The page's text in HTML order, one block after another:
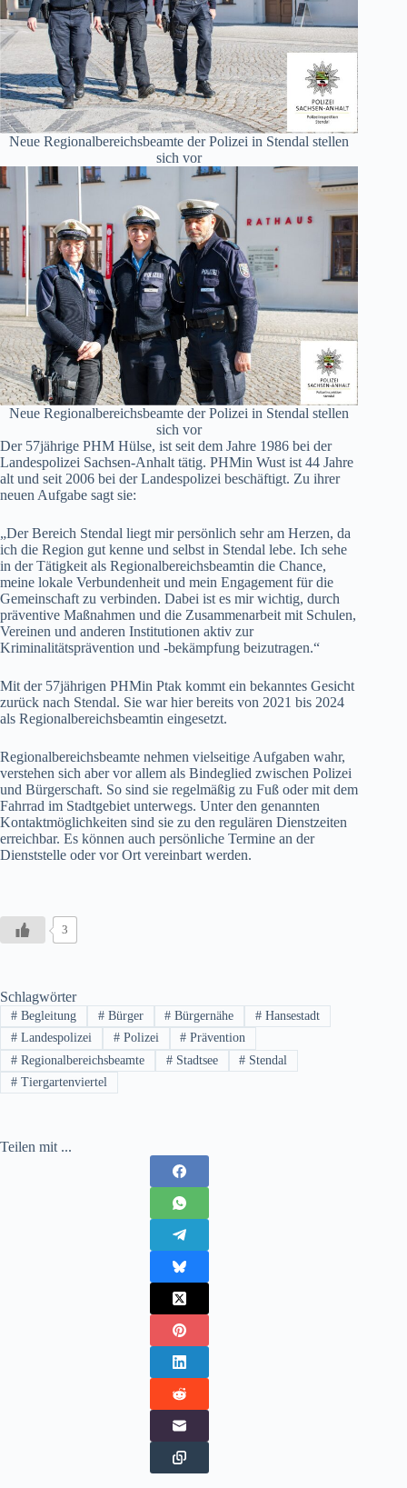
Neue Regionalbereichsbeamte der Polizei in Stendal stellen
sich vor
Neue Regionalbereichsbeamte der Polizei in Stendal stellen
sich vor
Der 57jährige PHM Hülse, ist seit dem Jahre 1986 bei der
Landespolizei Sachsen-Anhalt tätig. PHMin Wust ist 44 Jahre
alt und seit 2006 bei der Landespolizei beschäftigt. Zu ihrer
neuen Aufgabe sagt sie:
„Der Bereich Stendal liegt mir persönlich sehr am Herzen, da
ich die Region gut kenne und selbst in Stendal lebe. Ich sehe
in der Tätigkeit als Regionalbereichsbeamtin die Chance,
meine lokale Verbundenheit und mein Engagement für die
Gemeinschaft zu verbinden. Dabei ist es mir wichtig, durch
präventive Maßnahmen und die Zusammenarbeit mit Schulen,
Vereinen und anderen Institutionen aktiv zur
Kriminalitätsprävention und -bekämpfung beizutragen.“
Mit der 57jährigen PHMin Ptak kommt ein bekanntes Gesicht
zurück nach Stendal. Sie war hier bereits von 2021 bis 2024
als Regionalbereichsbeamtin eingesetzt.
Regionalbereichsbeamte nehmen vielseitige Aufgaben wahr,
verstehen sich aber vor allem als Bindeglied zwischen Polizei
und Bürgerschaft. So sind sie regelmäßig zu Fuß oder mit dem
Fahrrad im Stadtgebiet unterwegs. Unter den genannten
Kontaktmöglichkeiten sind sie zu den regulären Dienstzeiten
erreichbar. Es können auch persönliche Termine an der
Dienststelle oder vor Ort vereinbart werden.
3
Schlagwörter
#Begleitung #Bürger # Bürgernähe # Hansestadt
#Landespolizei #Polizei # Prävention
#Regionalbereichsbeamte #Stadtsee # Stendal
#Tiergartenviertel
Teilen mit ...